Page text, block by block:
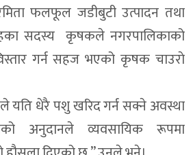
फलफूल जडीबुटी उत्पादन तथा
सदस्य कृषकले नगरपालिकाको
गर्न सहज भएको कृषक चाउराे
यति धेरै पशु खरिद गर्न सक्ने अवस्था
अनुदानले व्यवसायिक रूपमा